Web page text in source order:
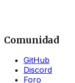
Comunidad
GitHub
Discord
Foro